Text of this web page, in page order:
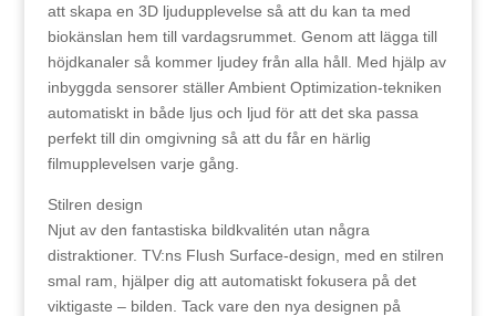
att skapa en 3D ljudupplevelse så att du kan ta med
biokänslan hem till vardagsrummet. Genom att lägga till
höjdkanaler så kommer ljudey från alla håll. Med hjälp av
inbyggda sensorer ställer Ambient Optimization-tekniken
automatiskt in både ljus och ljud för att det ska passa
perfekt till din omgivning så att du får en härlig
filmupplevelsen varje gång.
Stilren design
Njut av den fantastiska bildkvalitén utan några
distraktioner. TV:ns Flush Surface-design, med en stilren
smal ram, hjälper dig att automatiskt fokusera på det
viktigaste – bilden. Tack vare den nya designen på